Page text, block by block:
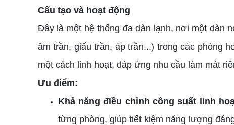
Cấu tạo và hoạt động
Đây là một hệ thống đa dàn lạnh, nơi một dàn
âm trần, giấu trần, áp trần...) trong các phòng
một cách linh hoạt, đáp ứng nhu cầu làm mát
Ưu điểm:
Khả năng điều chỉnh công suất linh
từng phòng, giúp tiết kiệm năng lượng